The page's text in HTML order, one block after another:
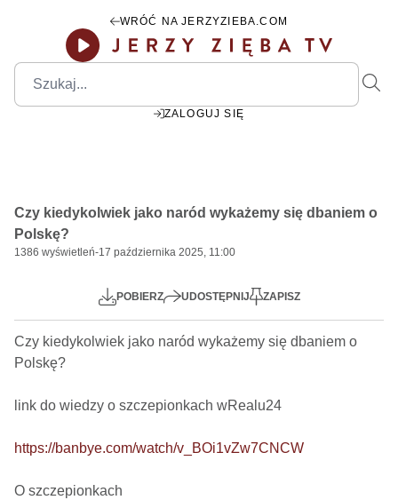
WRÓĆ NA JERZYZIEBA.COM
ZALOGUJ SIĘ
Play
Czy kiedykolwiek jako naród wykażemy się dbaniem o
Polskę?
1386 wyświetleń-17 października 2025, 11:00
POBIERZ UDOSTĘPNIJ ZAPISZ
Czy kiedykolwiek jako naród wykażemy się dbaniem o
Polskę?
link do wiedzy o szczepionkach wRealu24
https://banbye.com/watch/v_BOi1vZw7CNCW
O szczepionkach